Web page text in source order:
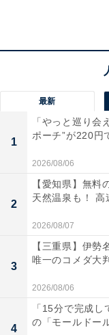
「ピエ クレール®
https://
質問に答えるとぴ
商品選びをサポー
最新
1
「やっと巡り会
ポーチ”が220円
2026/08/06
2
【愛知県】無料
天然温泉も！ 高
2026/08/07
3
【三重県】伊勢
唯一のコメダ大
2026/08/06
4
「15分で完成
の「モールドー